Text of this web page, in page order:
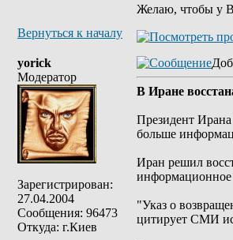
Желаю, чтобы у
Вернуться к началу
yorick
Модератор
Зарегистрирован:
27.04.2004
Сообщения: 96473
Откуда: г.Киев
В Иране
Президент Ирана
больше
Иран решил
информационное
"Указ о
цитирует СМИ